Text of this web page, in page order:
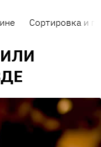
Сортировка и